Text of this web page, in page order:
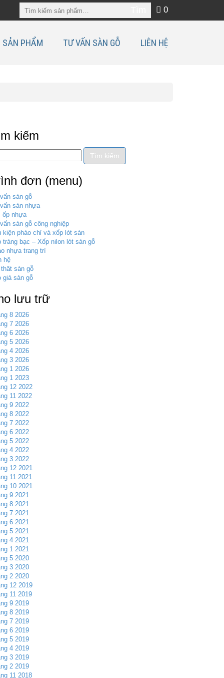
0
SẢN PHẨM TƯ VẤN SÀN GỖ LIÊN HỆ
kiếm
đơn (menu)
sàn gỗ
sàn nhựa
ốp nhựa
sàn gỗ công nghiệp
kiện phào chỉ và xốp lót sàn
tráng bạc – Xốp nilon lót sàn gỗ
nhựa trang trí
hệ
thât sàn gỗ
giá sàn gỗ
lưu trữ
8 2026
7 2026
6 2026
5 2026
4 2026
3 2026
1 2026
1 2023
12 2022
11 2022
9 2022
8 2022
7 2022
6 2022
5 2022
4 2022
3 2022
12 2021
11 2021
10 2021
9 2021
8 2021
7 2021
6 2021
5 2021
4 2021
1 2021
5 2020
3 2020
2 2020
12 2019
11 2019
9 2019
8 2019
7 2019
6 2019
5 2019
4 2019
3 2019
2 2019
11 2018